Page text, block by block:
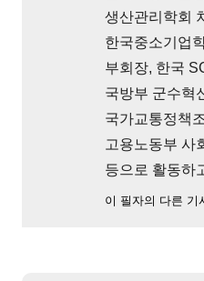
생산관리학회
한국중소기업
부회장, 한국
국방부 군수혁
국가교통정책
고용노동부 사
등으로 활동하
이 필자의 다른 기